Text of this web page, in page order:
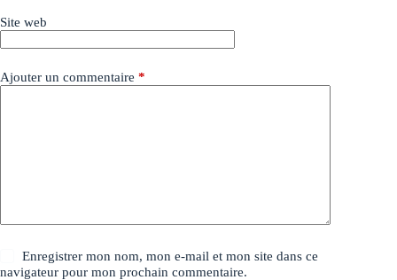
Site web
Ajouter un commentaire *
Enregistrer mon nom, mon e-mail et mon site dans ce
navigateur pour mon prochain commentaire.